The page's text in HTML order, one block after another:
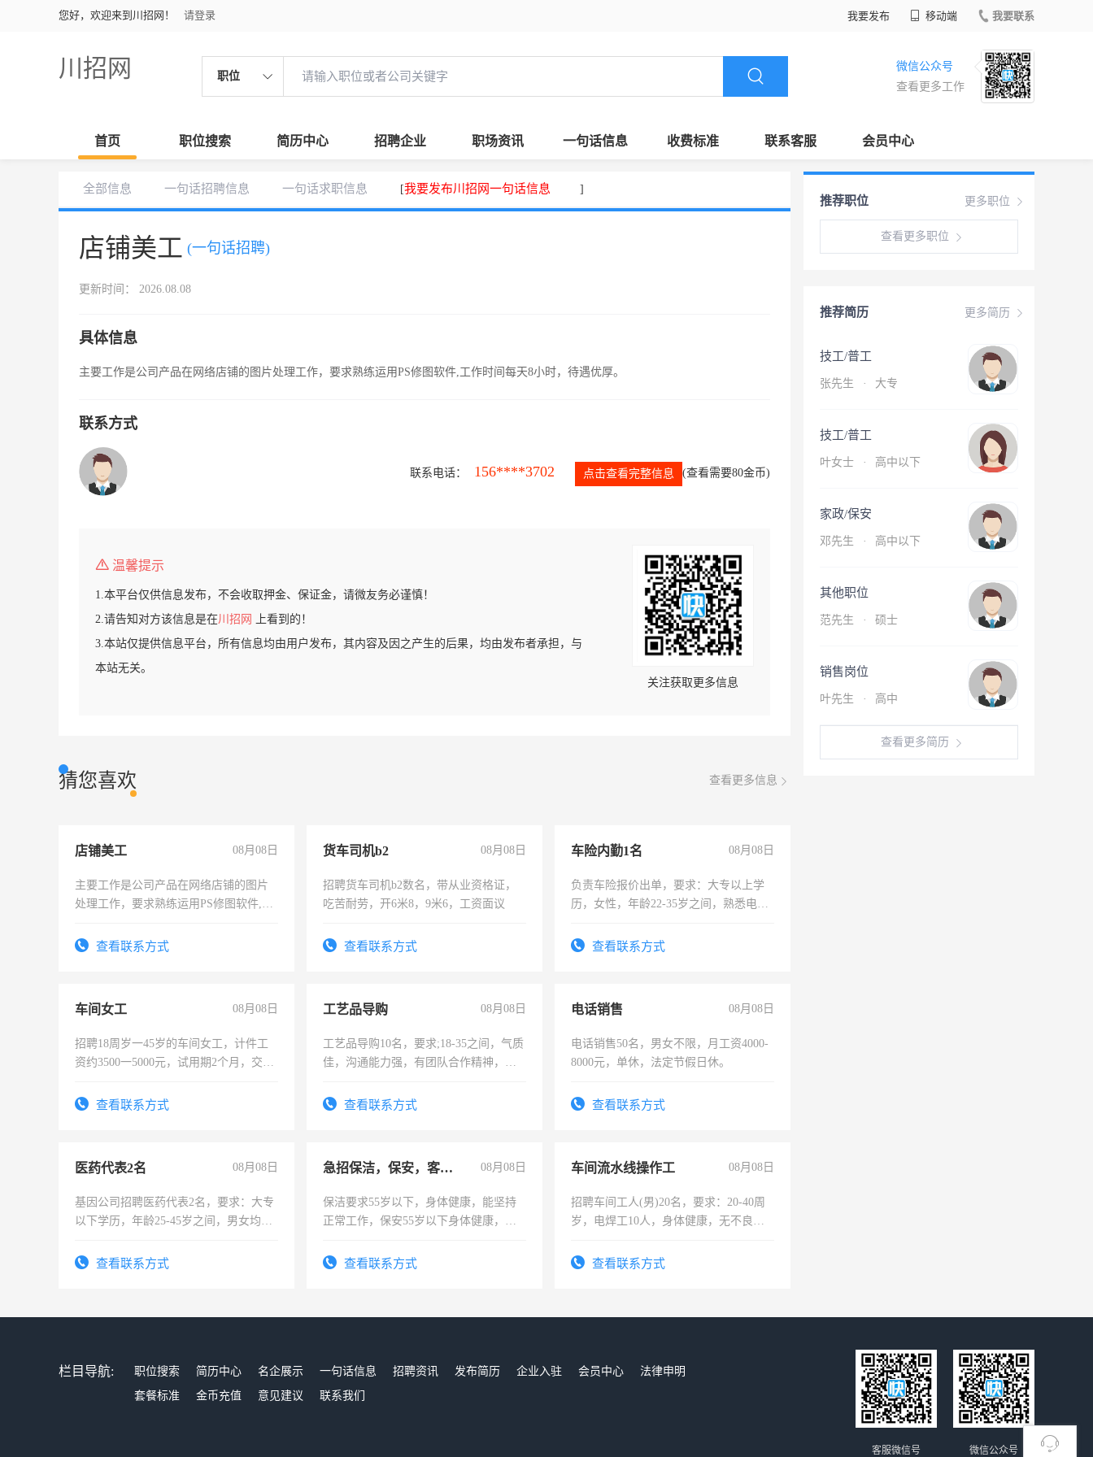
您好，欢迎来到川招网！ 请登录 我要发布 移动端 我要联系
川招网 职位
微信公众号
查看更多工作
首页 职位搜索 简历中心 招聘企业 职场资讯 一句话信息 收费标准 联系客服 会员中心
全部信息 一句话招聘信息 一句话求职信息 [我要发布川招网一句话信息 ]
店铺美工 (一句话招聘)
更新时间： 2026.08.08
具体信息
主要工作是公司产品在网络店铺的图片处理工作，要求熟练运用PS修图软件,工作时间每天8小时，待遇优厚。
联系方式
联系电话： 156****3702 点击查看完整信息 (查看需要80金币)
温馨提示
1.本平台仅供信息发布，不会收取押金、保证金，请微友务必谨慎！
2.请告知对方该信息是在川招网
上看到的！
3.本站仅提供信息平台，所有信息均由用户发布，其内容及因之产生的后果，均由发布者承担，与
本站无关。
关注获取更多信息
猜您喜欢 查看更多信息
店铺美工 08月08日
主要工作是公司产品在网络店铺的图片
处理工作，要求熟练运用PS修图软件,工
查看联系方式
货车司机b2 08月08日
招聘货车司机b2数名，带从业资格证，
吃苦耐劳，开6米8，9米6，工资面议
查看联系方式
车险内勤1名 08月08日
负责车险报价出单，要求：大专以上学
历，女性，年龄22-35岁之间，熟悉电脑
试用期1-3个月，转正后交纳五险，
查看联系方式
车间女工 08月08日
招聘18周岁一45岁的车间女工，计件工
资约3500一5000元，试用期2个月，交五
查看联系方式
工艺品导购 08月08日
工艺品导购10名，要求;18-35之间，气质
佳，沟通能力强，有团队合作精神，有
查看联系方式
电话销售 08月08日
电话销售50名，男女不限，月工资4000-
8000元，单休，法定节假日休。
查看联系方式
医药代表2名 08月08日
基因公司招聘医药代表2名，要求：大专
以下学历，年龄25-45岁之间，男女均
表或者有医学资质的优先，底薪+绩效，
查看联系方式
急招保洁，保安，客服，工程 08月08日
保洁要求55岁以下，身体健康，能坚持
正常工作，保安55岁以下身体健康，有
录，客服要求45岁以下高中以上文化，
查看联系方式
车间流水线操作工 08月08日
招聘车间工人(男)20名，要求：20-40周
岁，电焊工10人，身体健康，无不良嗜
宿，免费发放劳保用品，两班倒，每月
查看联系方式
更多职位
推荐职位
查看更多职位
更多简历
推荐简历
技工/普工
张先生 · 大专
技工/普工
叶女士 · 高中以下
家政/保安
邓先生 · 高中以下
其他职位
范先生 · 硕士
销售岗位
叶先生 · 高中
查看更多简历
栏目导航: 职位搜索 简历中心 名企展示 一句话信息 招聘资讯 发布简历 企业入驻 会员中心
法律申明
套餐标准
金币充值 意见建议 联系我们
微信公众号
客服微信号